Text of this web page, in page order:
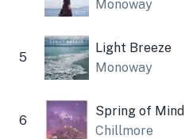
Monoway
5
Light Breeze
Monoway
6
Spring of Mind
Chillmore